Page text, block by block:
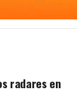
radares en